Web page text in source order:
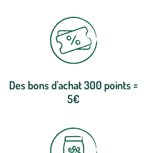
Des bons d'achat 300 points =
5€